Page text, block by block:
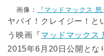
画像： 『マッドマックス
ヤバイ！クレイジー！と
う映画『マッドマックス
2015年6月20日公開とな